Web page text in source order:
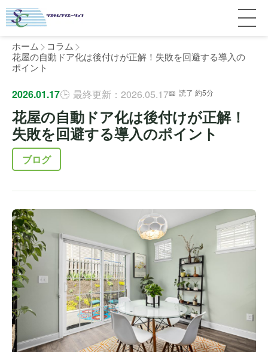
サービス紹介
料金
補助金
個人宅
マンション
ホテル
工場・倉庫
全国対応について
千葉
埼玉
栃木
施工事例
完全ガイド
製品比較
用語集
最新情報
個人のお客様へ
法人のお客様へ
ホーム
コラム
花屋の自動ドア化は後付けが正解！失敗を回避する導入の
ポイント
2026.01.17 最終更新：2026.05.17 読了 約5分
花屋の自動ドア化は後付けが正解！
失敗を回避する導入のポイント
ブログ